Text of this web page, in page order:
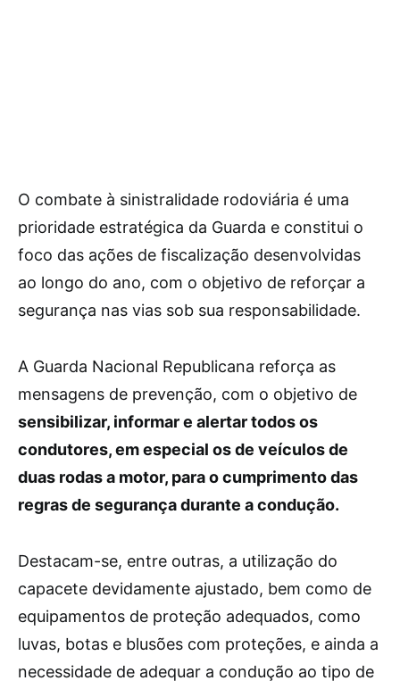
O combate à sinistralidade rodoviária é uma
prioridade estratégica da Guarda e constitui o
foco das ações de fiscalização desenvolvidas
ao longo do ano, com o objetivo de reforçar a
segurança nas vias sob sua responsabilidade.
A Guarda Nacional Republicana reforça as
mensagens de prevenção, com o objetivo de
sensibilizar, informar e alertar todos os
condutores, em especial os de veículos de
duas rodas a motor, para o cumprimento das
regras de segurança durante a condução.
Destacam-se, entre outras, a utilização do
capacete devidamente ajustado, bem como de
equipamentos de proteção adequados, como
luvas, botas e blusões com proteções, e ainda a
necessidade de adequar a condução ao tipo de